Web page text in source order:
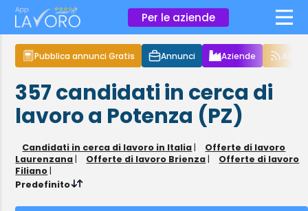
Per le aziende ×
Pubblica annunci Gratis Annunci Aziende
357candidati in cerca di
lavoroa Potenza (PZ)
Candidati in cerca di lavoro in Italia |
Offerte di lavoro
Laurenzana | Offerte di lavoro Brienza |
Offerte di lavoro
Filiano |
Predefinito